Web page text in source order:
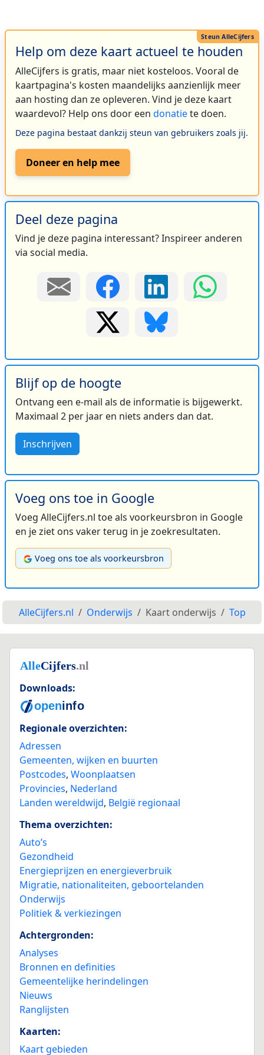
Help om deze kaart actueel te houden
AlleCijfers is gratis, maar niet kosteloos. Vooral de
kaartpagina's kosten maandelijks aanzienlijk meer
aan hosting dan ze opleveren. Vind je deze kaart
waardevol? Help ons door een donatiete doen.
Deze pagina bestaat dankzij steun van gebruikers zoals jij.
Doneer en help mee
Deel deze pagina
Vind je deze pagina interessant? Inspireer anderen
via social media.
Blijf op de hoogte
Ontvang een e-mail als de informatie is bijgewerkt.
Maximaal 2 per jaar en niets anders dan dat.
Inschrijven
Voeg ons toe in Google
Voeg AlleCijfers.nl toe als voorkeursbron in Google
en je ziet ons vaker terug in je zoekresultaten.
Voeg ons toe als voorkeursbron
AlleCijfers.nl Onderwijs Kaart onderwijs Top
Downloads:
Regionale overzichten:
Adressen
Gemeenten, wijken en buurten
Postcodes, Woonplaatsen
Provincies, Nederland
Landen wereldwijd, België regionaal
Thema overzichten:
Auto’s
Gezondheid
Energieprijzen en energieverbruik
Migratie, nationaliteiten, geboortelanden
Onderwijs
Politiek & verkiezingen
Achtergronden:
Analyses
Bronnen en definities
Gemeentelijke herindelingen
Nieuws
Ranglijsten
Kaarten:
Kaart gebieden